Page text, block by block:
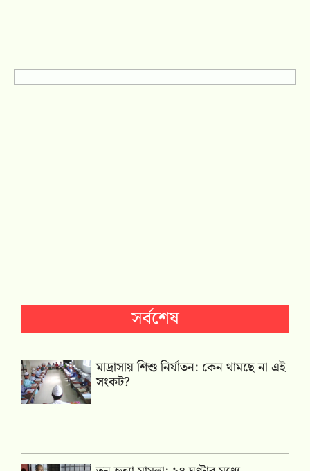
সর্বশেষ
মাদ্রাসায় শিশু নির্যাতন: কেন থামছে না এই
সংকট?